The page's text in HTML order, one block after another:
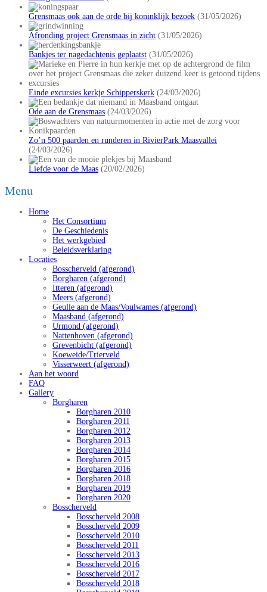
Grensmaas ook aan de orde bij koninklijk bezoek (31/05/2026)
Afronding project Grensmaas in zicht (31/05/2026)
Bankjes ter nagedachtenis geplaatst (31/05/2026)
Einde excursies kerkje Schipperskerk (24/03/2026)
Ode aan de Grensmaas (24/03/2026)
Zo’n 500 paarden en runderen in RivierPark Maasvallei
(24/03/2026)
Liefde voor de Maas (20/02/2026)
Menu
Home
Het Consortium
De Geschiedenis
Het werkgebied
Beleidsverklaring
Locaties
Bosscherveld (afgerond)
Borgharen (afgerond)
Itteren (afgerond)
Meers (afgerond)
Geulle aan de Maas/Voulwames (afgerond)
Maasband (afgerond)
Urmond (afgerond)
Nattenhoven (afgerond)
Grevenbicht (afgerond)
Koeweide/Trierveld
Visserweert (afgerond)
Aan het woord
FAQ
Gallery
Borgharen
Borgharen 2010
Borgharen 2011
Borgharen 2012
Borgharen 2013
Borgharen 2014
Borgharen 2015
Borgharen 2016
Borgharen 2018
Borgharen 2019
Borgharen 2020
Bosscherveld
Bosscherveld 2008
Bosscherveld 2009
Bosscherveld 2010
Bosscherveld 2011
Bosscherveld 2013
Bosscherveld 2016
Bosscherveld 2017
Bosscherveld 2018